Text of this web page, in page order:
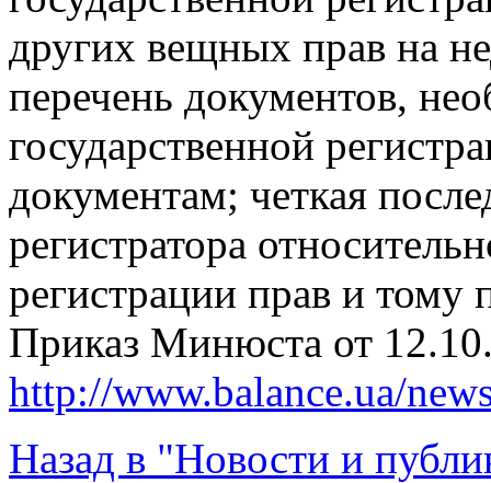
других вещных прав на
перечень документов,
государственной
документам; четкая
регистратора
регистрации прав и тому
Приказ Минюста от
http://www.balance.ua/
Назад в "Новости и